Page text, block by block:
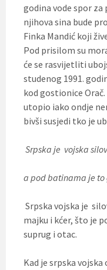
godina vode spor za
njihova sina bude
Finka Mandić koji
Pod prisilom su
će se rasvijetliti
studenog 1991.
kod gostionice
utopio iako ondje
bivši susjedi tko je
Srpska je vojska
a pod batinama je to
Srpska vojska je
majku i kćer, što je
suprug i otac.
Kad je srpska